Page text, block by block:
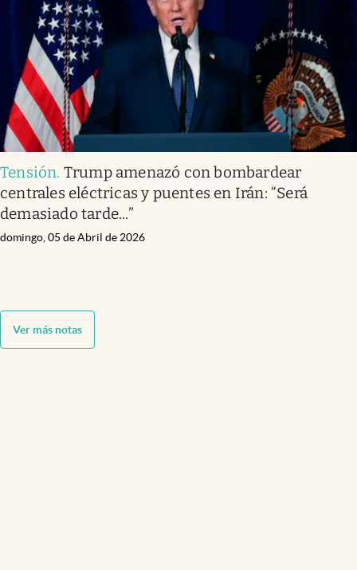
Tensión. Trump amenazó con bombardear
centrales eléctricas y puentes en Irán: “Será
demasiado tarde...”
domingo, 05 de Abril de 2026
Ver más notas